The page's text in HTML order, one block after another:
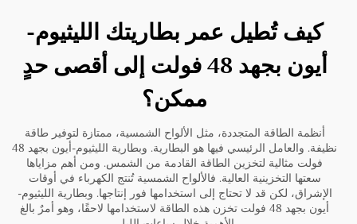
كيف تُطيل عمر بطاريتك الليثيوم-
أيون بجهد 48 فولت إلى أقصى حدٍ
ممكن؟
أنظمة الطاقة المتجددة، مثل الألواح الشمسية، ممتازة لتوفير طاقة
نظيفة. والعامل الرئيسي فيها هو البطارية. وبطارية الليثيوم-أيون بجهد 48
فولت مثالية لتخزين الطاقة القادمة من الشمس. ومن أهم مزاياها
سعتها التخزينية العالية. فالألواح الشمسية تُنتج الكهرباء في أوقات
الإشراق، لكن قد لا تحتاج إلى استخدامها فور إنتاجها. وبطارية الليثيوم-
أيون بجهد 48 فولت تخزن هذه الطاقة لاستخدامها لاحقًا، وهو أمرٌ بالغ